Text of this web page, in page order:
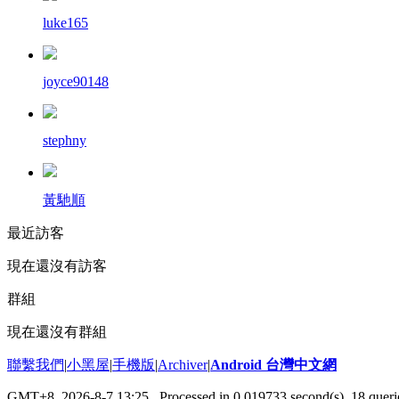
luke165
joyce90148
stephny
黃馳順
最近訪客
現在還沒有訪客
群組
現在還沒有群組
聯繫我們|小黑屋|手機版|Archiver|Android 台灣中文網